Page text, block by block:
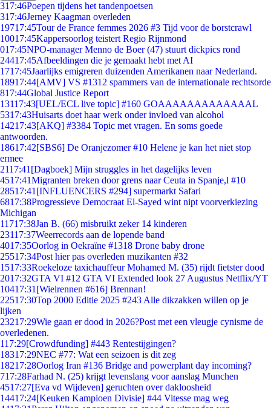
317:46Poepen tijdens het tandenpoetsen
317:46Jerney Kaagman overleden
19717:45Tour de France femmes 2026 #3 Tijd voor de borstcrawl
10017:45Kappersoorlog teistert Regio Rijnmond
017:45NPO-manager Menno de Boer (47) stuurt dickpics rond
24417:45Afbeeldingen die je gemaakt hebt met AI
1717:45Jaarlijks emigreren duizenden Amerikanen naar Nederland.
18917:44[AMV] VS #1312 spammers van de internationale rechtsorde
817:44Global Justice Report
13117:43[UEL/ECL live topic] #160 GOAAAAAAAAAAAAAL
5317:43Huisarts doet haar werk onder invloed van alcohol
14217:43[AKQ] #3384 Topic met vragen. En soms goede
antwoorden.
18617:42[SBS6] De Oranjezomer #10 Helene je kan het niet stop
ermee
2117:41 [Dagboek] Mijn struggles in het dagelijks leven
4517:41Migranten breken door grens naar Ceuta in Spanje,l #10
28517:41 [INFLUENCERS #294] supermarkt Safari
6817:38Progressieve Democraat El-Sayed wint nipt voorverkiezing
Michigan
11717:38Jan B. (66) misbruikt zeker 14 kinderen
23117:37Weerrecords aan de lopende band
4017:35Oorlog in Oekraïne #1318 Drone baby drone
25517:34Post hier pas overleden muzikanten #32
1517:33Roekeloze taxichauffeur Mohamed M. (35) rijdt fietster dood
2017:32GTA VI #12 GTA VI Extended look 27 Augustus Netflix/YT
10417:31 [Wielrennen #616] Brennan!
22517:30Top 2000 Editie 2025 #243 Alle dikzakken willen op je
lijken
23217:29Wie gaan er dood in 2026?Post met een vleugje cynisme de
overledenen.
117:29[Crowdfunding] #443 Rentestijgingen?
18317:29NEC #77: Wat een seizoen is dit zeg
18217:28Oorlog Iran #136 Bridge and powerplant day incoming?
717:28Farhad N. (25) krijgt levenslang voor aanslag Munchen
4517:27[Eva vd Wijdeven] geruchten over dakloosheid
14417:24[Keuken Kampioen Divisie] #44 Vitesse mag weg